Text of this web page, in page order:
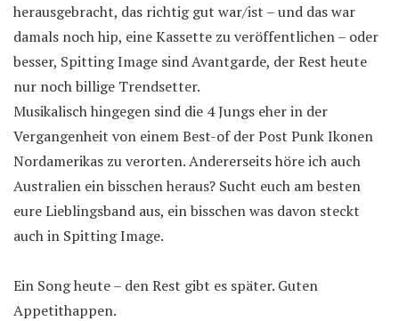
herausgebracht, das richtig gut war/ist – und das war
damals noch hip, eine Kassette zu veröffentlichen – oder
besser, Spitting Image sind Avantgarde, der Rest heute
nur noch billige Trendsetter.
Musikalisch hingegen sind die 4 Jungs eher in der
Vergangenheit von einem Best-of der Post Punk Ikonen
Nordamerikas zu verorten. Andererseits höre ich auch
Australien ein bisschen heraus? Sucht euch am besten
eure Lieblingsband aus, ein bisschen was davon steckt
auch in Spitting Image.
Ein Song heute – den Rest gibt es später. Guten
Appetithappen.